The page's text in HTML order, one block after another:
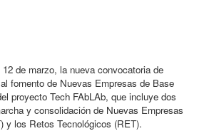
de marzo, la nueva convocatoria de
fomento de Nuevas Empresas de Base
proyecto Tech FAbLAb, que incluye dos
y consolidación de Nuevas Empresas
y los Retos Tecnológicos (RET).